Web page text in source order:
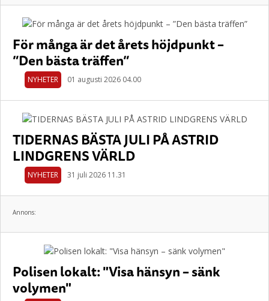
För många är det årets höjdpunkt –
”Den bästa träffen”
NYHETER 01 augusti 2026 04.00
TIDERNAS BÄSTA JULI PÅ ASTRID
LINDGRENS VÄRLD
NYHETER 31 juli 2026 11.31
Annons:
Polisen lokalt: "Visa hänsyn – sänk
volymen"